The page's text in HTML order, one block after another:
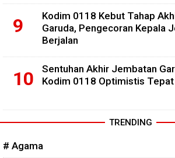
Kodim 0118 Kebut Tahap
Garuda, Pengecoran Kepala
Berjalan
Sentuhan Akhir Jembatan
Kodim 0118 Optimistis Tepat
TRENDING
# Agama